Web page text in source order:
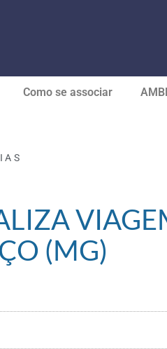
Como se associar
(MG)